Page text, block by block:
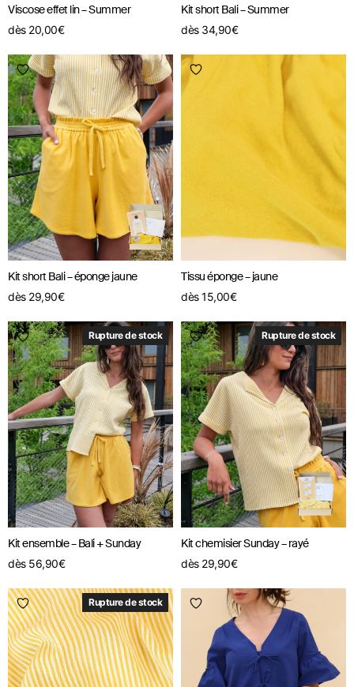
Viscose effet lin – Summer
dès 20,00€
Kit short Bali – Summer
dès 34,90€
Kit short Bali – éponge jaune
dès 29,90€
Tissu éponge – jaune
dès15,00€
Rupture de stock
Kit ensemble – Bali + Sunday
dès 56,90€
Rupture de stock
Kit chemisier Sunday – rayé
dès 29,90€
Rupture de stock